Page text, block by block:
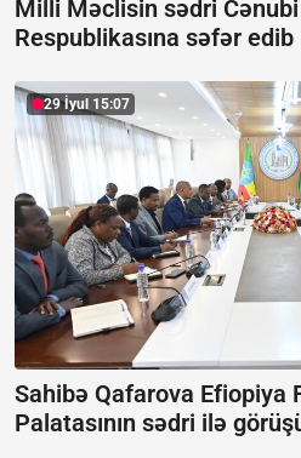
Milli Məclisin sədri
Respublikasına səfər edib
29 İyul 15:07
Sahibə Qafarova Efiopiya
Palatasının sədri ilə